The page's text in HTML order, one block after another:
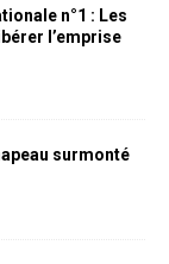
n°1 : Les
l’emprise
surmonté